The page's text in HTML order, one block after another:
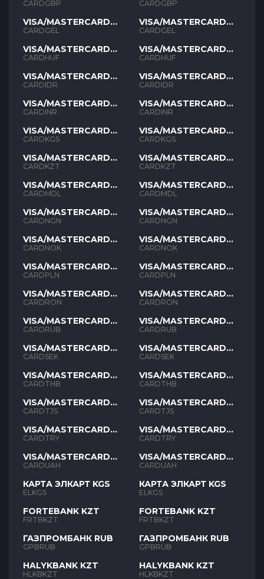
GBP
CARDGBP
VISA/MASTERCARD
GEL
CARDGEL
VISA/MASTERCARD
HUF
CARDHUF
VISA/MASTERCARD
IDR
CARDIDR
VISA/MASTERCARD
INR
CARDINR
VISA/MASTERCARD
KGS
CARDKGS
VISA/MASTERCARD
KZT
CARDKZT
VISA/MASTERCARD
MDL
CARDMDL
VISA/MASTERCARD
NGN
CARDNGN
VISA/MASTERCARD
NOK
CARDNOK
VISA/MASTERCARD
PLN
CARDPLN
VISA/MASTERCARD
RON
CARDRON
VISA/MASTERCARD
RUB
CARDRUB
VISA/MASTERCARD
SEK
CARDSEK
VISA/MASTERCARD
THB
CARDTHB
VISA/MASTERCARD
TJS
CARDTJS
VISA/MASTERCARD
TYR
CARDTRY
VISA/MASTERCARD
UAH
CARDUAH
КАРТА ЭЛКАРТ KGS
ELKGS
FORTEBANK KZT
FRTBKZT
ГАЗПРОМБАНК RUB
GPBRUB
HALYKBANK KZT
HLKBKZT
GBP
CARDGBP
VISA/MASTERCARD
GEL
CARDGEL
VISA/MASTERCARD
HUF
CARDHUF
VISA/MASTERCARD
IDR
CARDIDR
VISA/MASTERCARD
INR
CARDINR
VISA/MASTERCARD
KGS
CARDKGS
VISA/MASTERCARD
KZT
CARDKZT
VISA/MASTERCARD
MDL
CARDMDL
VISA/MASTERCARD
NGN
CARDNGN
VISA/MASTERCARD
NOK
CARDNOK
VISA/MASTERCARD
PLN
CARDPLN
VISA/MASTERCARD
RON
CARDRON
VISA/MASTERCARD
RUB
CARDRUB
VISA/MASTERCARD
SEK
CARDSEK
VISA/MASTERCARD
THB
CARDTHB
VISA/MASTERCARD
TJS
CARDTJS
VISA/MASTERCARD
TYR
CARDTRY
VISA/MASTERCARD
UAH
CARDUAH
КАРТА ЭЛКАРТ KGS
ELKGS
FORTEBANK KZT
FRTBKZT
ГАЗПРОМБАНК RUB
GPBRUB
HALYKBANK KZT
HLKBKZT